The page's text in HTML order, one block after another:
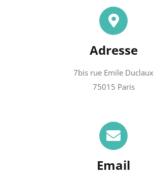
Adresse
7bis rue Emile Duclaux
75015 Paris
Email